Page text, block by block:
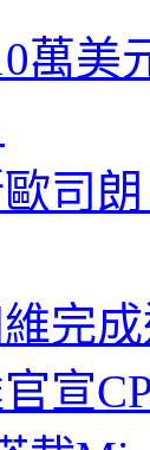
萬美
司
完
宣